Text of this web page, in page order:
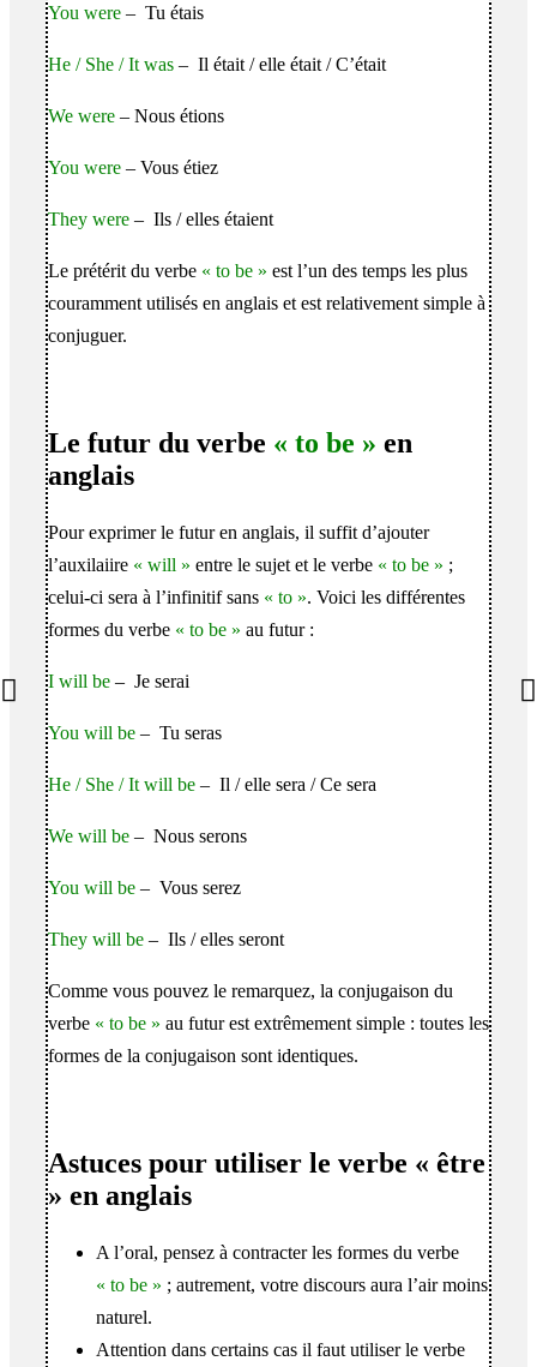
You were – Tu étais
He / She / It was – Il était / elle était / C’était
We were – Nous étions
You were – Vous étiez
They were – Ils / elles étaient
Le prétérit du verbe « to be » est l’un des temps les plus
couramment utilisés en anglais et est relativement simple à
conjuguer.
Le futur du verbe « to be » en
anglais
Pour exprimer le futur en anglais, il suffit d’ajouter
l’auxilaiire « will » entre le sujet et le verbe « to be » ;
celui-ci sera à l’infinitif sans « to ». Voici les différentes
formes du verbe « to be » au futur :
I will be – Je serai
You will be – Tu seras
He / She / It will be – Il / elle sera / Ce sera
We will be – Nous serons
You will be – Vous serez
They will be – Ils / elles seront
Comme vous pouvez le remarquez, la conjugaison du
verbe « to be » au futur est extrêmement simple : toutes les
formes de la conjugaison sont identiques.
Astuces pour utiliser le verbe « être
» en anglais
A l’oral, pensez à contracter les formes du verbe
« to be » ; autrement, votre discours aura l’air moins
naturel.
Attention dans certains cas il faut utiliser le verbe